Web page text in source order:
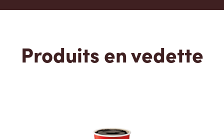
Produits en vedette